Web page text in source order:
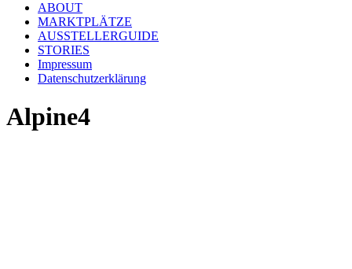
ABOUT
MARKTPLÄTZE
AUSSTELLERGUIDE
STORIES
Impressum
Datenschutzerklärung
Alpine4